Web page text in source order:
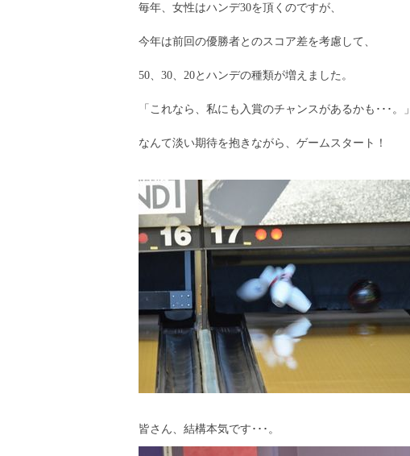
毎年、女性はハンデ30を頂くのですが、
今年は前回の優勝者とのスコア差を考慮して、
50、30、20とハンデの種類が増えました。
「これなら、私にも入賞のチャンスがあるかも･･･。」
なんて淡い期待を抱きながら、ゲームスタート！
皆さん、結構本気です･･･。